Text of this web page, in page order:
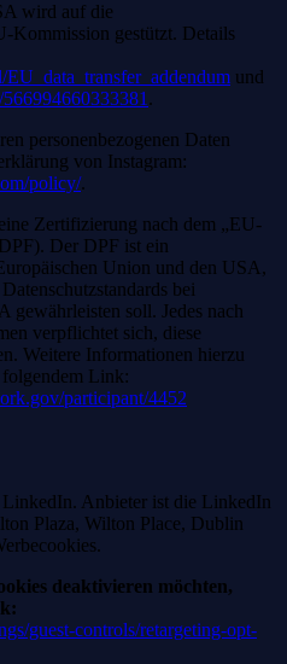
wird auf die
Kommission gestützt. Details
und
.
personenbezogenen Daten
von Instagram:
policy/.
Zertifizierung nach dem „EU-
Der DPF ist ein
Union und den USA,
bei
gewährleisten soll. Jedes nach
verpflichtet sich, diese
Weitere Informationen hierzu
Link:
participant/4452
Anbieter ist die LinkedIn
Plaza, Wilton Place, Dublin
deaktivieren möchten,
guest-controls/retargeting-opt-